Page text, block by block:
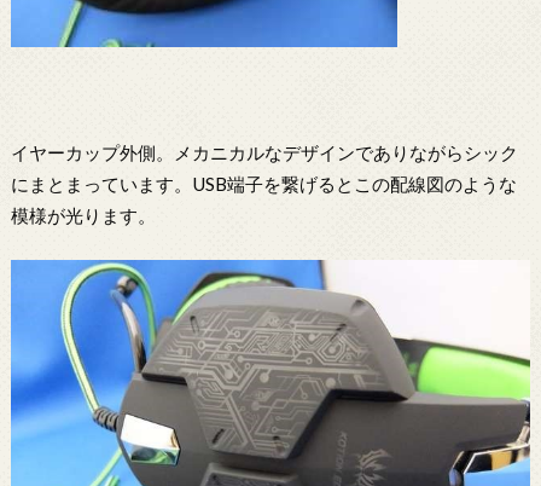
イヤーカップ外側。メカニカルなデザインでありながらシック
にまとまっています。USB端子を繋げるとこの配線図のような
模様が光ります。